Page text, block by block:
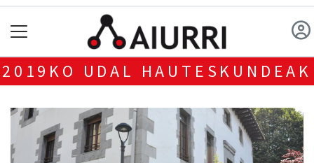
2019KO UDAL HAUTESKUNDEAK